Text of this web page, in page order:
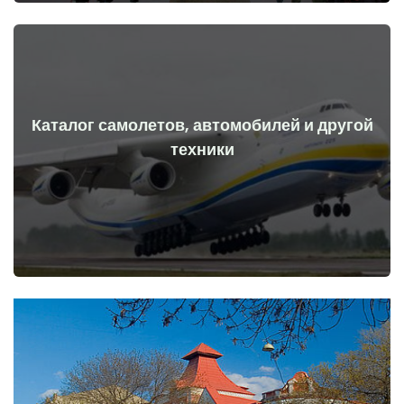
Каталог самолетов, автомобилей и другой
техники
Самолеты, машины, технические средства до и после
начала войны
Перейти